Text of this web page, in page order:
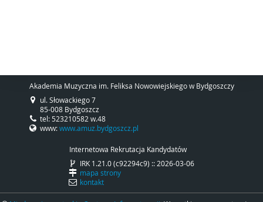
Akademia Muzyczna im. Feliksa Nowowiejskiego w Bydgoszczy
ul. Słowackiego 7
85-008 Bydgoszcz
tel: 523210582 w.48
www:www.amuz.bydgoszcz.pl
Internetowa Rekrutacja Kandydatów
IRK 1.21.0 (c92294c9) :: 2026-03-06
mapa strony
kontakt